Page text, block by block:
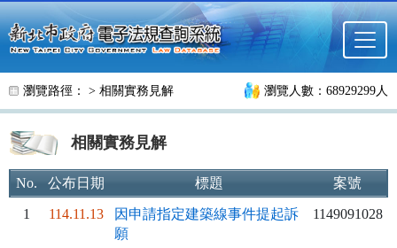
跳至主要內容
瀏覽路徑： > 相關實務見解 瀏覽人數：68929299人
相關實務見解
No. 公布日期 標題 案號
1 114.11.13
因申請指定建築線事件提起訴
願
1149091028